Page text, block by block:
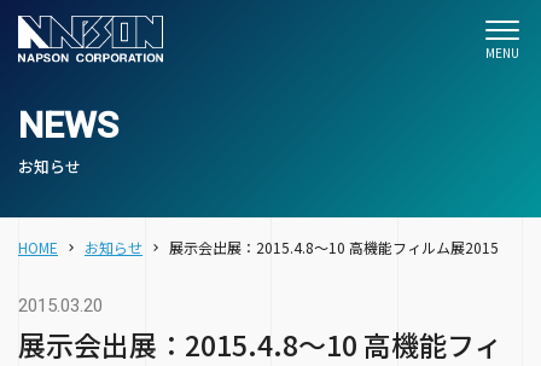
NEWS
お知らせ
HOME お知らせ 展示会出展：2015.4.8～10 高機能フィルム展2015
2015.03.20
展示会出展：2015.4.8～10 高機能フィ